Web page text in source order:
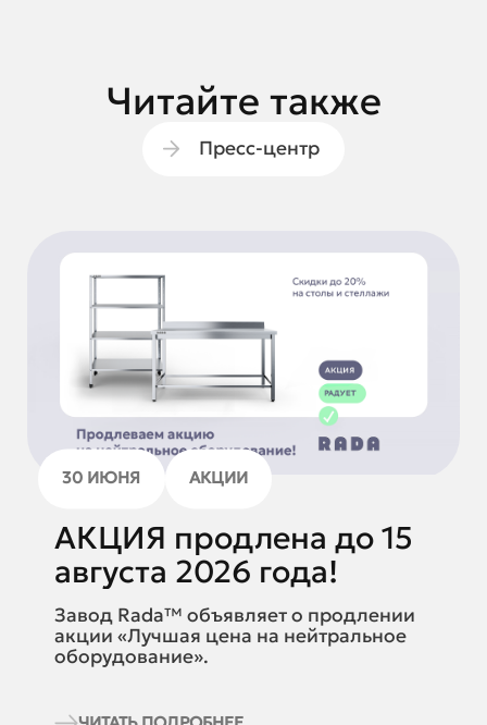
Читайте также
Пресс-центр
30 ИЮНЯ АКЦИИ
АКЦИЯ продлена до 15
августа 2026 года!
Завод Rada™ объявляет о продлении
акции «Лучшая цена на нейтральное
оборудование».